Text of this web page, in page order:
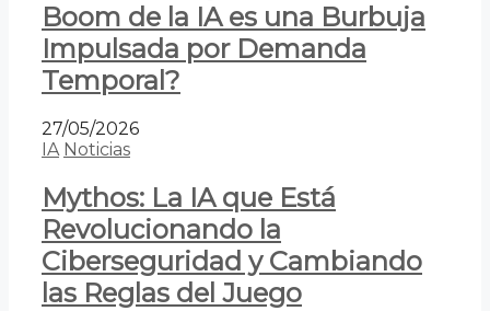
Boom de la IA es una Burbuja
Impulsada por Demanda
Temporal?
27/05/2026
IA Noticias
Mythos: La IA que Está
Revolucionando la
Ciberseguridad y Cambiando
las Reglas del Juego